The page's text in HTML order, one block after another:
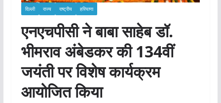
दिल्ली राज्य राष्ट्रीय हरियाणा
एनएचपीसी ने बाबा साहेब डॉ.
भीमराव अंबेडकर की 134वीं
जयंती पर विशेष कार्यक्रम
आयोजित किया